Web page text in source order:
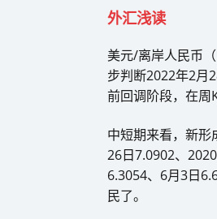
外汇浅读
美元/离岸人民币
步判断2022年2月
前回调阶段，在周
中短期来看，新
26日7.0902、
6.3054、6月3日
民了。